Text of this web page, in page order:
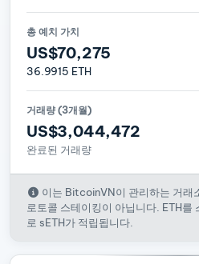
총 예치 가치
US$70,275
36.9915 ETH
거래량 (3개월)
US$3,044,472
완료된 거래량
이는 BitcoinVN이 관리하는 거래
로토콜 스테이킹이 아닙니다. ETH를
로 sETH가 적립됩니다.